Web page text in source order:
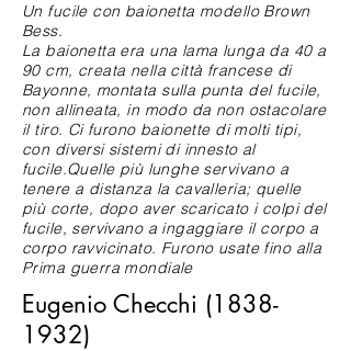
Un fucile con baionetta modello Brown
Bess.
La baionetta era una lama lunga da 40 a
90 cm, creata nella città francese di
Bayonne, montata sulla punta del fucile,
non allineata, in modo da non ostacolare
il tiro. Ci furono baionette di molti tipi,
con diversi sistemi di innesto al
fucile.Quelle più lunghe servivano a
tenere a distanza la cavalleria; quelle
più corte, dopo aver scaricato i colpi del
fucile, servivano a ingaggiare il corpo a
corpo ravvicinato. Furono usate fino alla
Prima guerra mondiale
Eugenio Checchi (1838-
1932)